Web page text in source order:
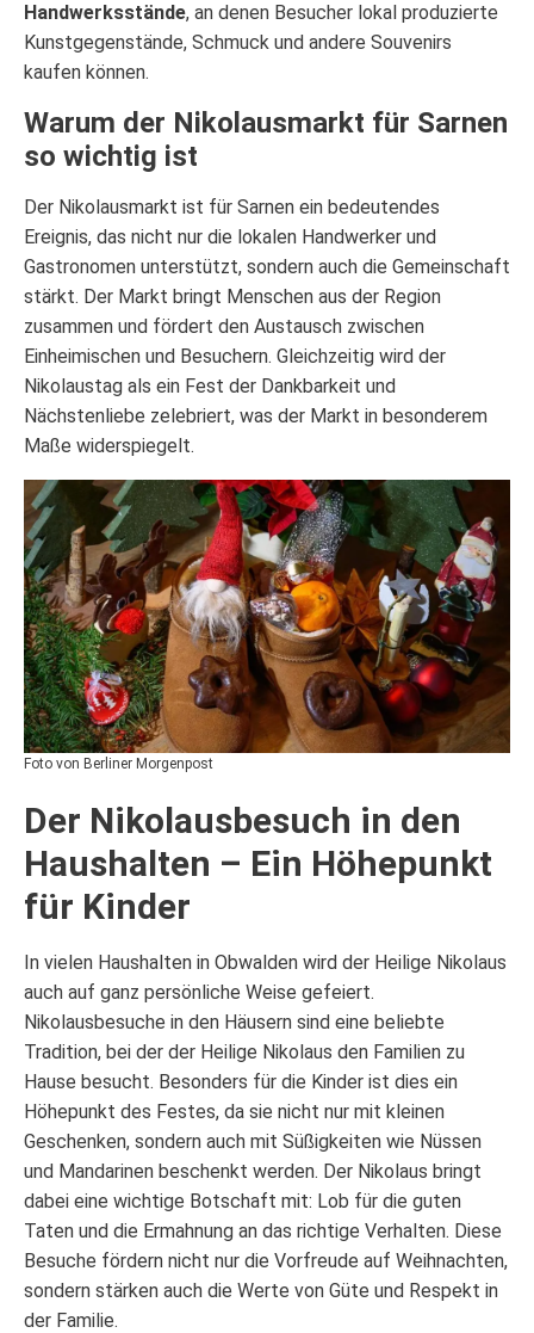
Handwerksstände, an denen Besucher lokal produzierte
Kunstgegenstände, Schmuck und andere Souvenirs
kaufen können.
Warum der Nikolausmarkt für Sarnen
so wichtig ist
Der Nikolausmarkt ist für Sarnen ein bedeutendes
Ereignis, das nicht nur die lokalen Handwerker und
Gastronomen unterstützt, sondern auch die Gemeinschaft
stärkt. Der Markt bringt Menschen aus der Region
zusammen und fördert den Austausch zwischen
Einheimischen und Besuchern. Gleichzeitig wird der
Nikolaustag als ein Fest der Dankbarkeit und
Nächstenliebe zelebriert, was der Markt in besonderem
Maße widerspiegelt.
Foto von Berliner Morgenpost
Der Nikolausbesuch in den
Haushalten – Ein Höhepunkt
für Kinder
In vielen Haushalten in Obwalden wird der Heilige Nikolaus
auch auf ganz persönliche Weise gefeiert.
Nikolausbesuche in den Häusern sind eine beliebte
Tradition, bei der der Heilige Nikolaus den Familien zu
Hause besucht. Besonders für die Kinder ist dies ein
Höhepunkt des Festes, da sie nicht nur mit kleinen
Geschenken, sondern auch mit Süßigkeiten wie Nüssen
und Mandarinen beschenkt werden. Der Nikolaus bringt
dabei eine wichtige Botschaft mit: Lob für die guten
Taten und die Ermahnung an das richtige Verhalten. Diese
Besuche fördern nicht nur die Vorfreude auf Weihnachten,
sondern stärken auch die Werte von Güte und Respekt in
der Familie.